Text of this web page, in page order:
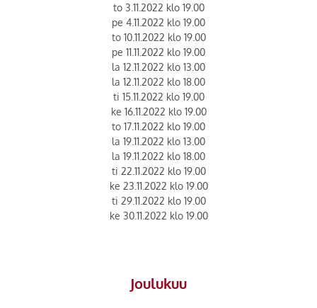
to 3.11.2022 klo 19.00
pe 4.11.2022 klo 19.00
to 10.11.2022 klo 19.00
pe 11.11.2022 klo 19.00
la 12.11.2022 klo 13.00
la 12.11.2022 klo 18.00
ti 15.11.2022 klo 19.00
ke 16.11.2022 klo 19.00
to 17.11.2022 klo 19.00
la 19.11.2022 klo 13.00
la 19.11.2022 klo 18.00
ti 22.11.2022 klo 19.00
ke 23.11.2022 klo 19.00
ti 29.11.2022 klo 19.00
ke 30.11.2022 klo 19.00
Joulukuu